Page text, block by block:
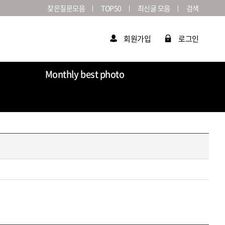
잦은질문모음 TOP50 최신글 모음 검색
회원가입 로그인
Monthly best photo